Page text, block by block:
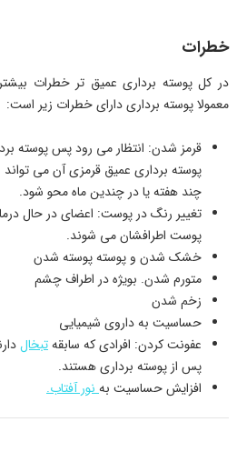
خطرات
در کل پوسته برداری عمیق تر خطرات
معمولا پوسته برداری دارای خطرات زیر است:
قرمز شدن: انتظار می رود پس پوسته
پوسته برداری عمیق قرمزی آن می
چند هفته یا در چندین ماه محو شود.
تغییر رنگ در پوست: اعضای در حال
پوست اطرافشان می شوند.
خشک شدن و پوسته پوسته شدن
متورم شدن. بویژه در اطراف چشم
زخم شدن
حساسیت به داروی شیمیایی
عفونت کردن: افرادی که سابقهتبخال
پس از پوسته برداری هستند.
افزایش حساسیت بهنور آفتاب.